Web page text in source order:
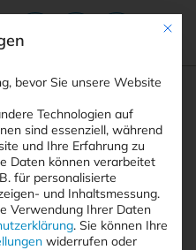
IN DIE …
Mit
bevor Sie unsere Website
Technologien auf
sind essenziell, während
und Ihre Erfahrung zu
Daten können verarbeitet
für personalisierte
und Inhaltsmessung.
Verwendung Ihrer Daten
. Sie können Ihre
widerrufen oder